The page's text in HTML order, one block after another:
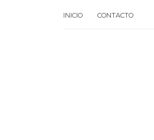
INICIO CONTACTO